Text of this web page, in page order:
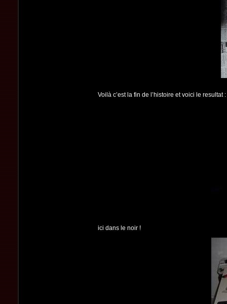
Voilà c’est la fin de l’histoire et voici le resultat :
ici dans le noir !